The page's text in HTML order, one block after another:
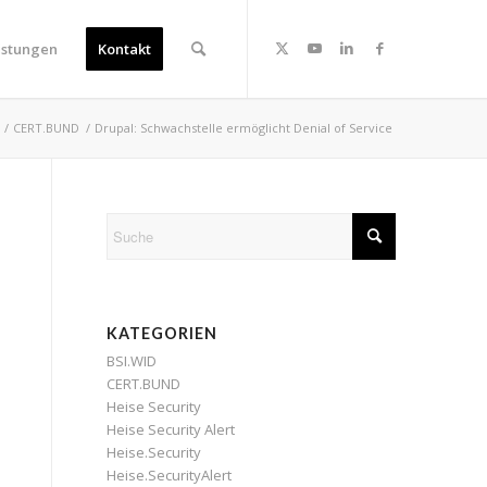
Kontakt
/ CERT.BUND / Drupal: Schwachstelle ermöglicht Denial of Service
KATEGORIEN
BSI.WID
CERT.BUND
Heise Security
Heise Security Alert
Heise.Security
Heise.SecurityAlert